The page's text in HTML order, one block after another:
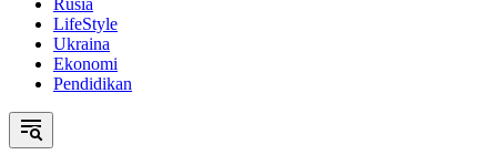
Rusia
LifeStyle
Ukraina
Ekonomi
Pendidikan